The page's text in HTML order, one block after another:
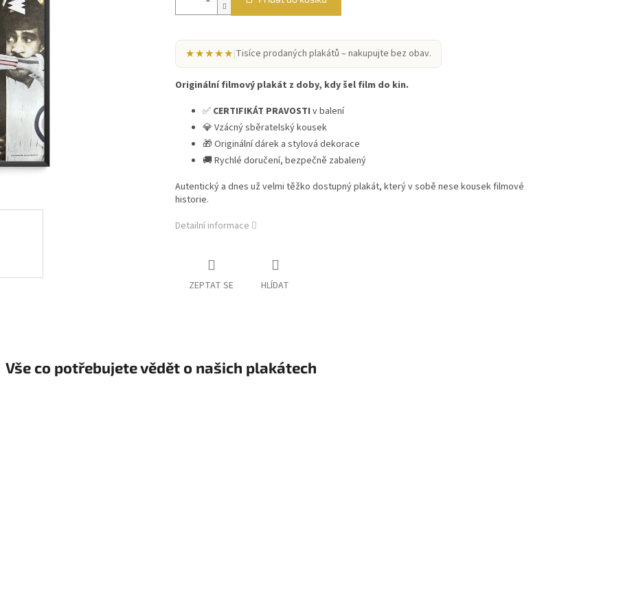
★★★★★|Tisíce prodaných plakátů – nakupujte bez obav.
Originální filmový plakát z doby, kdy šel film do kin.
✅ CERTIFIKÁT PRAVOSTI v balení
💎 Vzácný sběratelský kousek
🎁 Originální dárek a stylová dekorace
🚚 Rychlé doručení, bezpečně zabalený
Autentický a dnes už velmi těžko dostupný plakát, který v sobě nese kousek filmové
historie.
Detailní informace
ZEPTAT SE HLÍDAT
Vše co potřebujete vědět o našich plakátech